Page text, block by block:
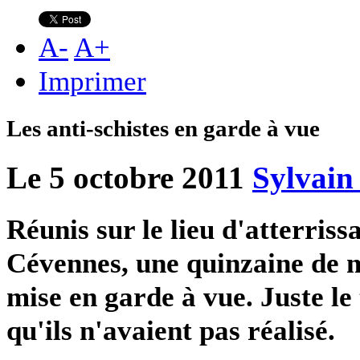
A- A+
Imprimer
Les anti-schistes en garde à vue
Le 5 octobre 2011
Réunis sur le lieu
Cévennes, une quinzaine de
mise en garde à vue. Juste
qu'ils n'avaient pas réalisé.